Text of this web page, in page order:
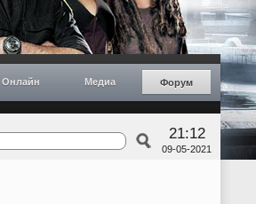
Онлайн Медиа Форум
21:12
09-05-2021